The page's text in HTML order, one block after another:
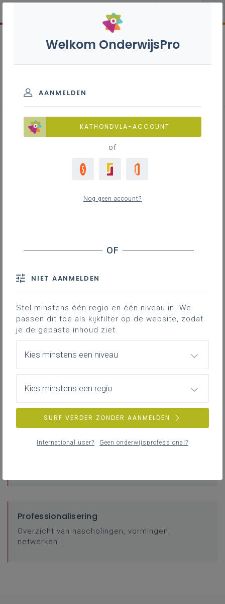
Raadpleeg via de leerplantool of download de
Inspirerend materiaal
Didactische tips, ondersteunende documenten,
Veelgestelde vragen
Professionalisering
Overzicht van nascholingen, vormingen,
netwerken …
Welkom OnderwijsPro
AANMELDEN
KATHONDVLA-ACCOUNT
of
Nog geen account?
NIET AANMELDEN
Stel minstens één regio en één niveau in. We
passen dit toe als kijkfilter op de website, zodat
je de gepaste inhoud ziet.
Kies minstens een niveau
Kies minstens een regio
SURF VERDER ZONDER AANMELDEN
International user? Geen onderwijsprofessional?